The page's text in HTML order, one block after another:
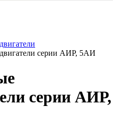
серии АИР, 5АИ
серии АИР,